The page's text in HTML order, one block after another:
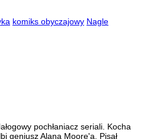
komiks obyczajowy Nagle
pochłaniacz seriali. Kocha
geniusz Alana Moore'a. Pisał